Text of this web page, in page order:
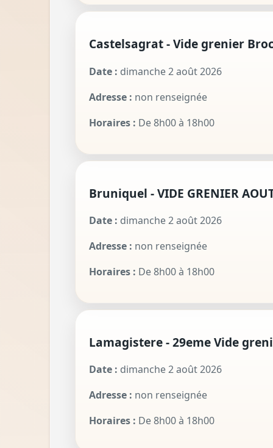
Castelsagrat - Vide grenier
Date : dimanche 2 août 2026
Adresse : non renseignée
Horaires : De 8h00 à 18h00
Bruniquel - VIDE GRENIER
Date : dimanche 2 août 2026
Adresse : non renseignée
Horaires : De 8h00 à 18h00
Lamagistere - 29eme Vide
Date : dimanche 2 août 2026
Adresse : non renseignée
Horaires : De 8h00 à 18h00